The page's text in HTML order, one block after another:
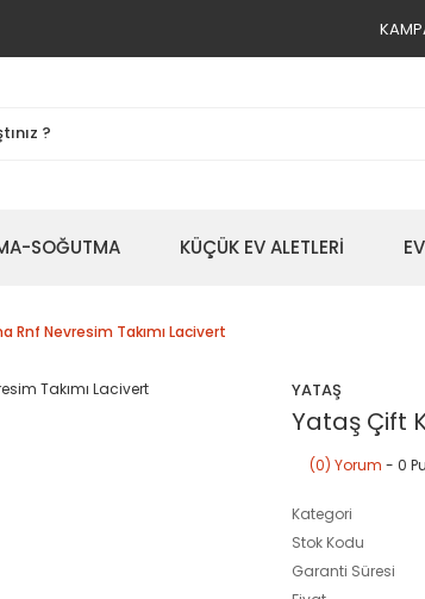
SOĞUTMA KÜÇÜK EV ALETLERİ
Rnf Nevresim Takımı Lacivert
YATAŞ
Yataş Çift
(0) Yorum - 0
Kategori
Stok Kodu
Garanti Süresi